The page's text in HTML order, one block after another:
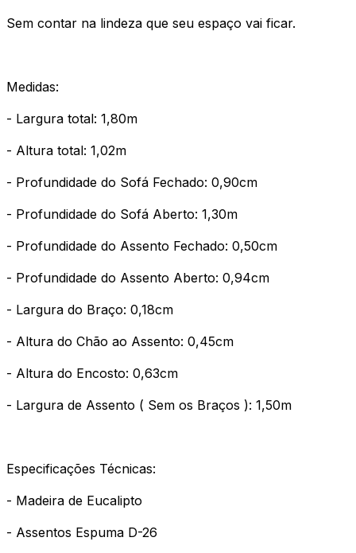
Sem contar na lindeza que seu espaço vai ficar.
Medidas:
- Largura total: 1,80m
- Altura total: 1,02m
- Profundidade do Sofá Fechado: 0,90cm
- Profundidade do Sofá Aberto: 1,30m
- Profundidade do Assento Fechado: 0,50cm
- Profundidade do Assento Aberto: 0,94cm
- Largura do Braço: 0,18cm
- Altura do Chão ao Assento: 0,45cm
- Altura do Encosto: 0,63cm
- Largura de Assento ( Sem os Braços ): 1,50m
Especificações Técnicas:
- Madeira de Eucalipto
- Assentos Espuma D-26